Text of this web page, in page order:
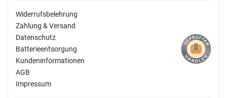
Widerrufsbelehrung
Zahlung & Versand
Datenschutz
Batterieentsorgung
Kundeninformationen
AGB
Impressum